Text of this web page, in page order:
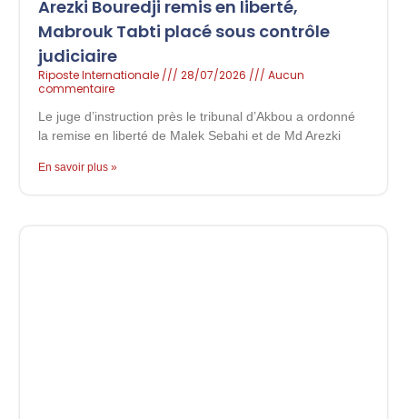
Arezki Bouredji remis en liberté,
Mabrouk Tabti placé sous contrôle
judiciaire
Riposte Internationale 28/07/2026
Aucun
commentaire
Le juge d’instruction près le tribunal d’Akbou a ordonné
la remise en liberté de Malek Sebahi et de Md Arezki
En savoir plus »